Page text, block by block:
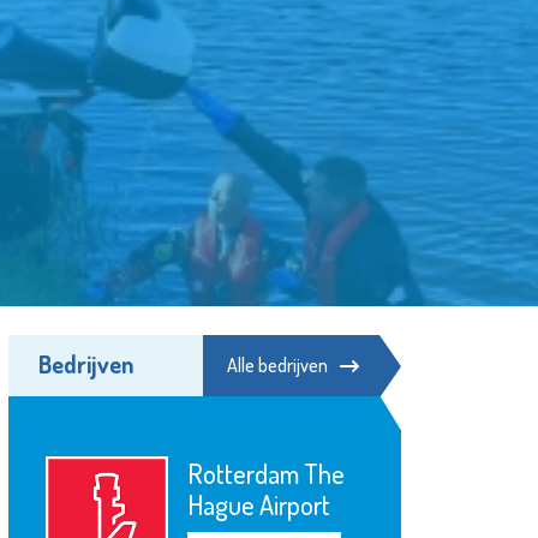
Bedrijven Alle bedrijven
SIKO